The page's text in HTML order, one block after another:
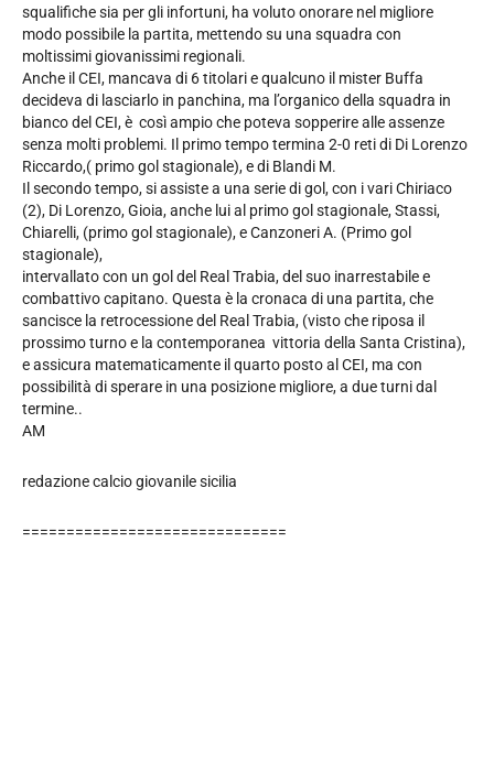
squalifiche sia per gli infortuni, ha voluto onorare nel migliore
modo possibile la partita, mettendo su una squadra con
moltissimi giovanissimi regionali.
Anche il CEI, mancava di 6 titolari e qualcuno il mister Buffa
decideva di lasciarlo in panchina, ma l’organico della squadra in
bianco del CEI, è così ampio che poteva sopperire alle assenze
senza molti problemi. Il primo tempo termina 2-0 reti di Di Lorenzo
Riccardo,( primo gol stagionale), e di Blandi M.
Il secondo tempo, si assiste a una serie di gol, con i vari Chiriaco
(2), Di Lorenzo, Gioia, anche lui al primo gol stagionale, Stassi,
Chiarelli, (primo gol stagionale), e Canzoneri A. (Primo gol
stagionale),
intervallato con un gol del Real Trabia, del suo inarrestabile e
combattivo capitano. Questa è la cronaca di una partita, che
sancisce la retrocessione del Real Trabia, (visto che riposa il
prossimo turno e la contemporanea vittoria della Santa Cristina),
e assicura matematicamente il quarto posto al CEI, ma con
possibilità di sperare in una posizione migliore, a due turni dal
termine..
AM
redazione calcio giovanile sicilia
==============================